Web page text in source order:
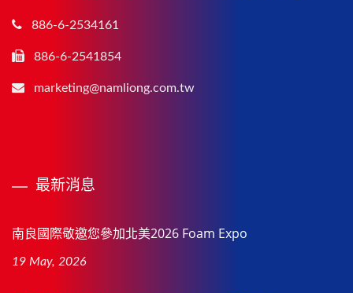
886-6-2534161
886-6-2541854
marketing@namliong.com.tw
最新消息
南良國際敬邀您參加北美2026 Foam Expo
19 May, 2026